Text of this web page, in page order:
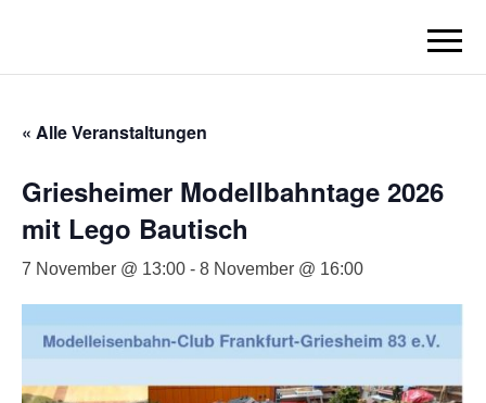
E.V.
« Alle Veranstaltungen
Griesheimer Modellbahntage 2026
mit Lego Bautisch
7 November @ 13:00 - 8 November @ 16:00